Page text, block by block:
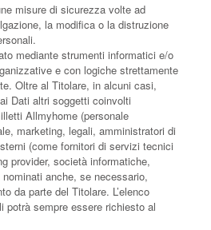
misure di sicurezza volte ad
la modifica o la distruzione
mediante strumenti informatici e/o
e con logiche strettamente
Oltre al Titolare, in alcuni casi,
Dati altri soggetti coinvolti
Allmyhome (personale
marketing, legali, amministratori di
(come fornitori di servizi tecnici
provider, società informatiche,
anche, se necessario,
da parte del Titolare. L’elenco
potrà sempre essere richiesto al